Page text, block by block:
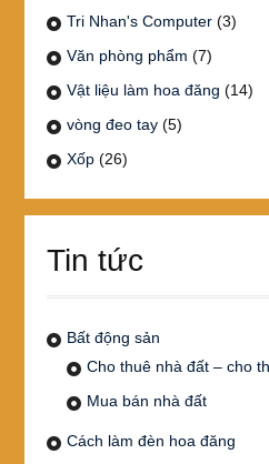
Tri Nhan's Computer (3)
Văn phòng phẩm (7)
Vật liệu làm hoa đăng (14)
vòng đeo tay (5)
Xốp (26)
Tin tức
Bất động sản
Cho thuê nhà đất – cho
Mua bán nhà đất
Cách làm đèn hoa đăng